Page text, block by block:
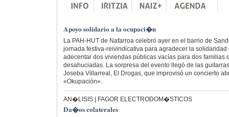
Apoyo solidario a la ocupaci�n
La PAH-HUT de Nafarroa celebró ayer en el barrio de
jornada festiva-reivindicativa para agradecer la solidaridad
adecentar dos viviendas públicas vacías para dos familias
desahuciadas. La sorpresa del evento llegó de las
Joseba Villarreal, El Drogas, que improvisó un concierto
«Okupación».
AN�LISIS | FAGOR ELECTRODOM�STICOS
Da�os colaterales